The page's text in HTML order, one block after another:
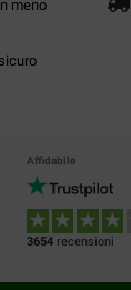
meno
Affidabile
3654 recensioni